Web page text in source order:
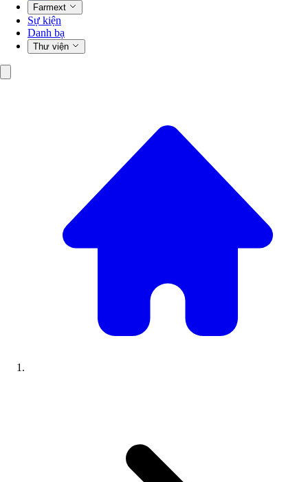
Farmext
Sự kiện
Danh bạ
Thư viện